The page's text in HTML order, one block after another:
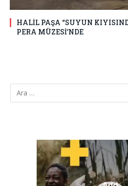
HALİL PAŞA “SUYUN
PERA MÜZESİ’NDE
Video
oynatıcı